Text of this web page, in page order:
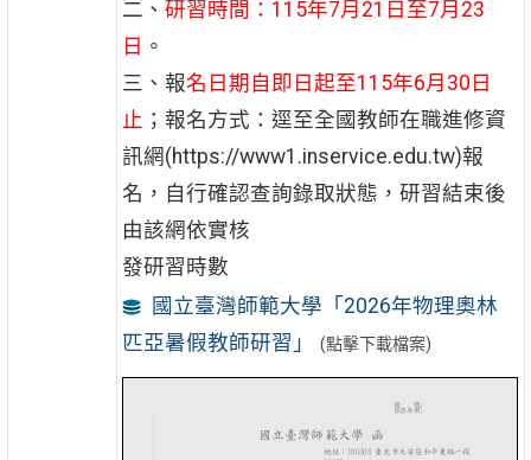
二、 研習時間：115年7月21日至7月23
日 。
三、報名日期自即日起至115年6月30日
止 ；報名方式：逕至全國教師在職進修資
訊網(https://www1.inservice.edu.tw)報
名，自行確認查詢錄取狀態，研習結束後
由該網依實核
發研習時數
國立臺灣師範大學「2026年物理奧林
匹亞暑假教師研習」
(點擊下載檔案)